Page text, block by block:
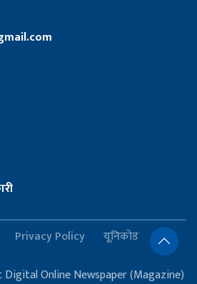
Privacy Policy यूनिकोड
Online Newspaper (Magazine)